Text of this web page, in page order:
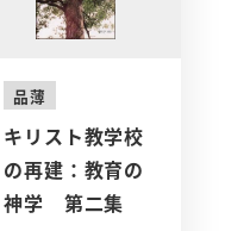
品薄
キリスト教学校
の再建：教育の
神学 第二集